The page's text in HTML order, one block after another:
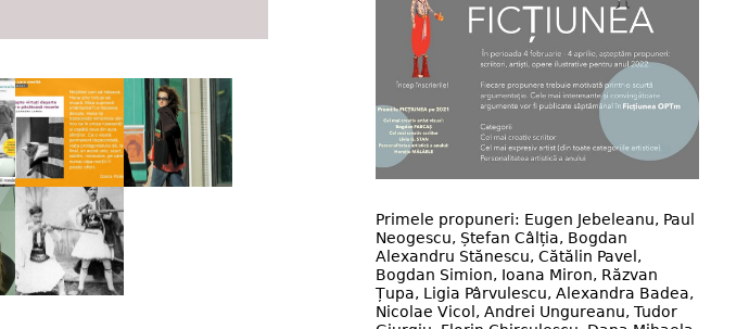
Primele propuneri: Eugen Jebeleanu, Paul
Neogescu, Ștefan Câlția, Bogdan
Alexandru Stănescu, Cătălin Pavel,
Bogdan Simion, Ioana Miron, Răzvan
Țupa, Ligia Pârvulescu, Alexandra Badea,
Nicolae Vicol, Andrei Ungureanu, Tudor